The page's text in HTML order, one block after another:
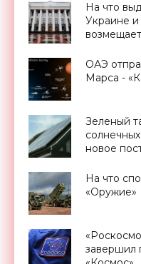
На что
Украине и
ОАЭ
Марса -
Зеленый
новое
На что
«Оружие»
завершил